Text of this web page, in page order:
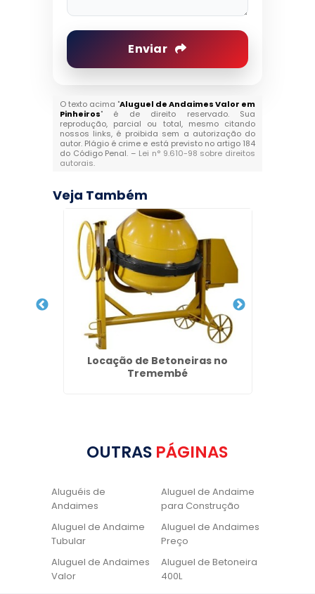
Enviar
O texto acima "Aluguel de Andaimes Valor em
Pinheiros" é de direito reservado. Sua
reprodução, parcial ou total, mesmo citando
nossos links, é proibida sem a autorização do
autor. Plágio é crime e está previsto no artigo 184
do Código Penal. – Lei n° 9.610-98 sobre direitos
autorais.
Veja Também
Locação de Betoneiras no
Tremembé
OUTRAS PÁGINAS
Aluguéis de
Andaimes
Aluguel de Andaime
para Construção
Aluguel de Andaime
Tubular
Aluguel de Andaimes
Preço
Aluguel de Andaimes
Valor
Aluguel de Betoneira
400L